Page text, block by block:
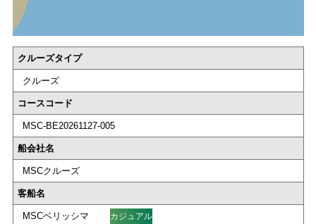
クルーズタイプ
クルーズ
コースコード
MSC-BE20261127-005
船会社名
MSCクルーズ
客船名
MSCベリッシマ カジュアル